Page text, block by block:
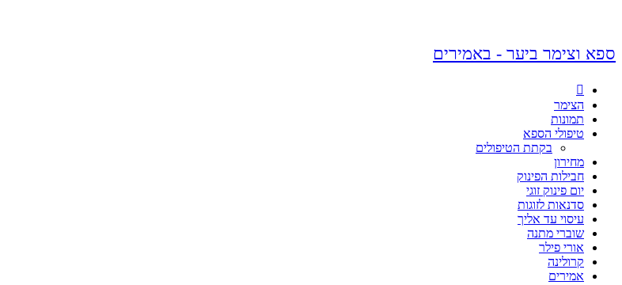
ספא וצימר ביער - באמירים

הצימר
תמונות
טיפולי הספא
בקתת הטיפולים
מחירון
חבילות הפינוק
יום פינוק זוגי
סדנאות לזוגות
עיסוי עד אליך
שוברי מתנה
אורי פילר
קרולינה
אמירים